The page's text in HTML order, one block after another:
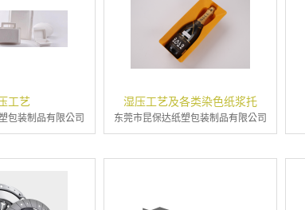
工艺
包装制品有限公司
湿压工艺及各类染色纸浆托
东莞市昆保达纸塑包装制品有限公司